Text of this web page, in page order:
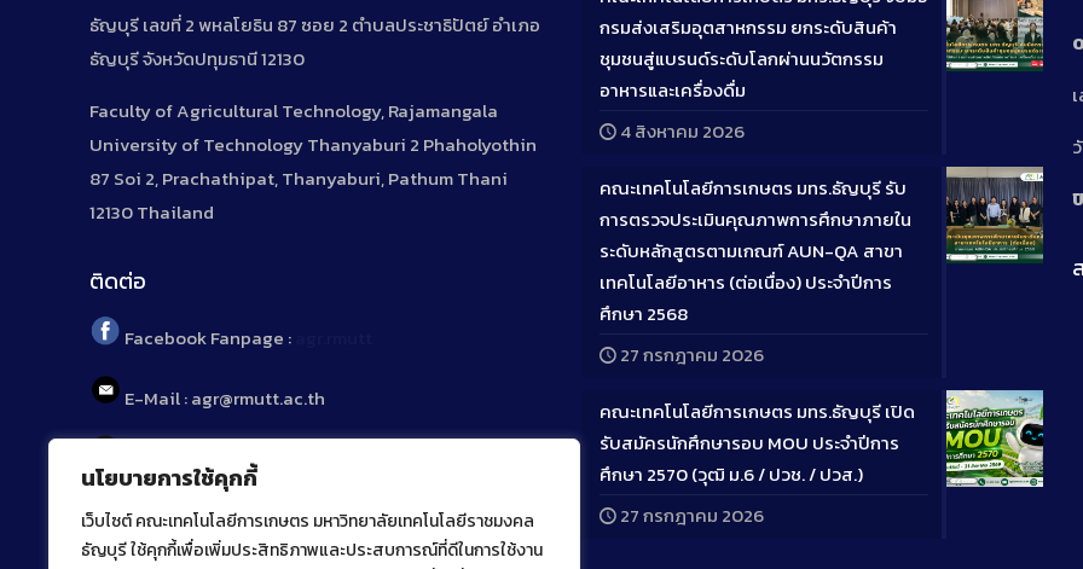
นโยบายการใช้คุกกี้
เว็บไซต์ คณะเทคโนโลยีการเกษตร มหาวิทยาลัยเทคโนโลยีราชมงคล
ธัญบุรี ใช้คุกกี้เพื่อเพิ่มประสิทธิภาพและประสบการณ์ที่ดีในการใช้งาน
ธัญบุรี เลขที่ 2 พหลโยธิน 87 ซอย 2 ตำบลประชาธิปัตย์ อำเภอ
ธัญบุรี จังหวัดปทุมธานี 12130
Faculty of Agricultural Technology, Rajamangala
University of Technology Thanyaburi 2 Phaholyothin
87 Soi 2, Prachathipat, Thanyaburi, Pathum Thani
12130 Thailand
ติดต่อ
Facebook Fanpage :
E-Mail : agr@rmutt.ac.th
Tel : 02 592 1955
Long
กรมส่งเสริมอุตสาหกรรม ยกระดับสินค้า
ชุมชนสู่แบรนด์ระดับโลกผ่านนวัตกรรม
อาหารและเครื่องดื่ม
4 สิงหาคม 2026
Long
คณะเทคโนโลยีการเกษตร มทร.ธัญบุรี รับ
การตรวจประเมินคุณภาพการศึกษาภายใน
ระดับหลักสูตรตามเกณฑ์ AUN-QA สาขา
เทคโนโลยีอาหาร (ต่อเนื่อง) ประจำปีการ
ศึกษา 2568
27 กรกฎาคม 2026
Long
คณะเทคโนโลยีการเกษตร มทร.ธัญบุรี เปิด
รับสมัครนักศึกษารอบ MOU ประจำปีการ
ศึกษา 2570 (วุฒิ ม.6 / ปวช. / ปวส.)
27 กรกฎาคม 2026